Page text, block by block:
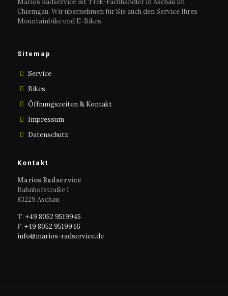
Marios Radservice ist Trek-Fachhändler in Aschau im
Chiemgau. Wir übernehmen für Sie auch den Service Ihres
Mountainbike und E-Bikes.
Sitemap
Service
Bikes
Öffnungszeiten & Kontakt
Impressum
Datenschutz
Kontakt
Marios Radservice
Bahnhofstraße 1
83229 Aschau
T: +49 8052 9519945
F: +49 8052 9519946
info@marios-radservice.de